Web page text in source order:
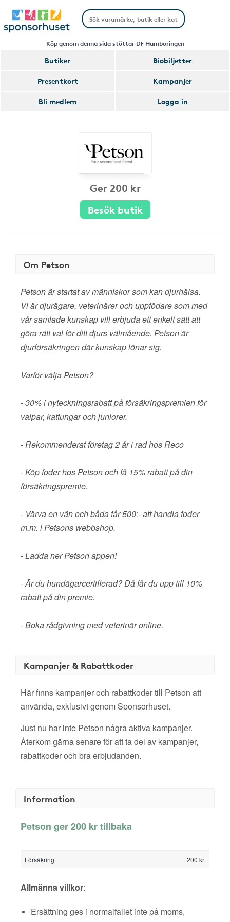
Köp genom denna sida stöttar DF Hamboringen
Butiker
Biobiljetter
Presentkort
Kampanjer
Bli medlem
Logga in
Ger 200 kr
Besök butik
Om Petson
Petson är startat av människor som kan djurhälsa.
Vi är djurägare, veterinärer och uppfödare som med
vår samlade kunskap vill erbjuda ett enkelt sätt att
göra rätt val för ditt djurs välmående. Petson är
djurförsäkringen där kunskap lönar sig.
Varför välja Petson?
- 30% i nyteckningsrabatt på försäkringspremien för
valpar, kattungar och juniorer.
- Rekommenderat företag 2 år i rad hos Reco
- Köp foder hos Petson och få 15% rabatt på din
försäkringspremie.
- Värva en vän och båda får 500:- att handla foder
m.m. i Petsons webbshop.
- Ladda ner Petson appen!
- Är du hundägarcertifierad? Då får du upp till 10%
rabatt på din premie.
- Boka rådgivning med veterinär online.
Kampanjer & Rabattkoder
Här finns kampanjer och rabattkoder till Petson att
använda, exklusivt genom Sponsorhuset.
Just nu har inte Petson några aktiva kampanjer.
Återkom gärna senare för att ta del av kampanjer,
rabattkoder och bra erbjudanden.
Information
Petson ger 200 kr tillbaka
Försäkring 200 kr
Allmänna villkor:
Ersättning ges i normalfallet inte på moms,